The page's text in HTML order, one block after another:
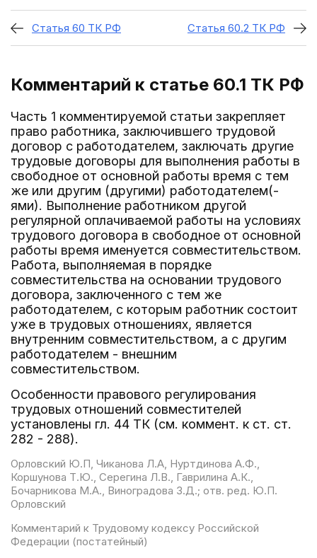
Статья 60 ТК РФ Статья 60.2 ТК РФ
Комментарий к статье 60.1 ТК РФ
Часть 1 комментируемой статьи закрепляет
право работника, заключившего трудовой
договор с работодателем, заключать другие
трудовые договоры для выполнения работы в
свободное от основной работы время с тем
же или другим (другими) работодателем(-
ями). Выполнение работником другой
регулярной оплачиваемой работы на условиях
трудового договора в свободное от основной
работы время именуется совместительством.
Работа, выполняемая в порядке
совместительства на основании трудового
договора, заключенного с тем же
работодателем, с которым работник состоит
уже в трудовых отношениях, является
внутренним совместительством, а с другим
работодателем - внешним
совместительством.
Особенности правового регулирования
трудовых отношений совместителей
установлены гл. 44 ТК (см. коммент. к ст. ст.
282 - 288).
Орловский Ю.П, Чиканова Л.А, Нуртдинова А.Ф.,
Коршунова Т.Ю., Серегина Л.В., Гаврилина А.К.,
Бочарникова М.А., Виноградова З.Д.; отв. ред. Ю.П.
Орловский
Комментарий к Трудовому кодексу Российской
Федерации (постатейный)